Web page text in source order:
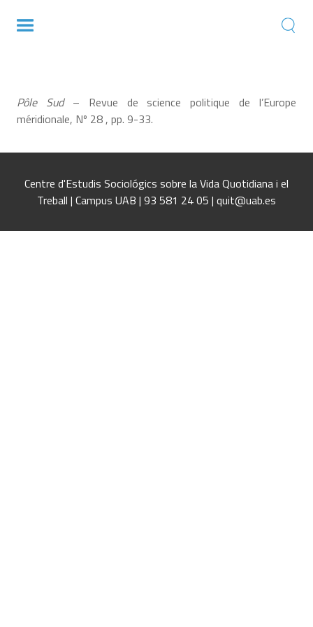
Pôle Sud– Revue de science politique de l’Europe
méridionale, Nº 28 , pp. 9-33.
Centre d'Estudis Sociológics sobre la Vida Quotidiana i el
Treball | Campus UAB | 93 581 24 05 | quit@uab.es